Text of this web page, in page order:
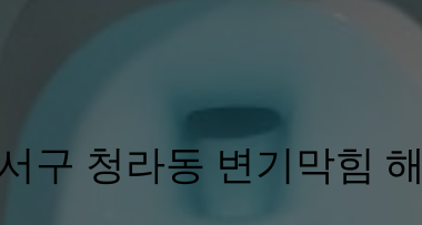
구 청라동 변기막힘